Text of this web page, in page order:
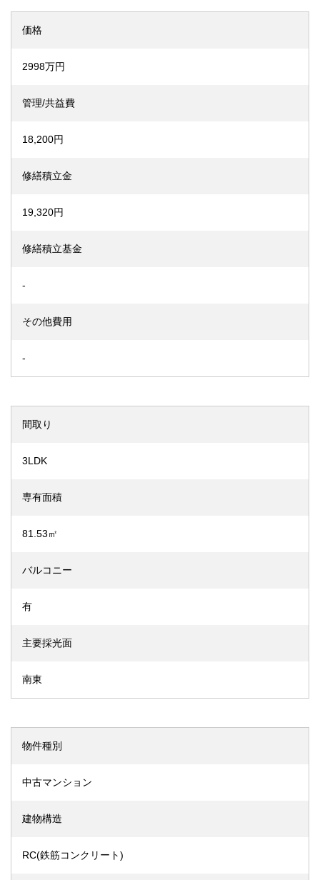
価格
2998万円
管理/共益費
18,200円
修繕積立金
19,320円
修繕積立基金
-
その他費用
-
間取り
3LDK
専有面積
81.53㎡
バルコニー
有
主要採光面
南東
物件種別
中古マンション
建物構造
RC(鉄筋コンクリート)